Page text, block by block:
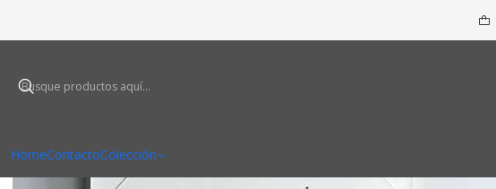
HomeContactoColección
Colección